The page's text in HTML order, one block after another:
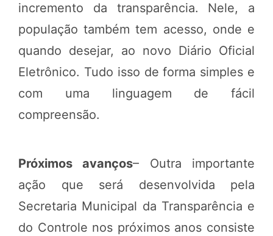
incremento da transparência. Nele, a
população também tem acesso, onde e
quando desejar, ao novo Diário Oficial
Eletrônico. Tudo isso de forma simples e
com uma linguagem de fácil
compreensão.
Próximos avanços– Outra importante
ação que será desenvolvida pela
Secretaria Municipal da Transparência e
do Controle nos próximos anos consiste